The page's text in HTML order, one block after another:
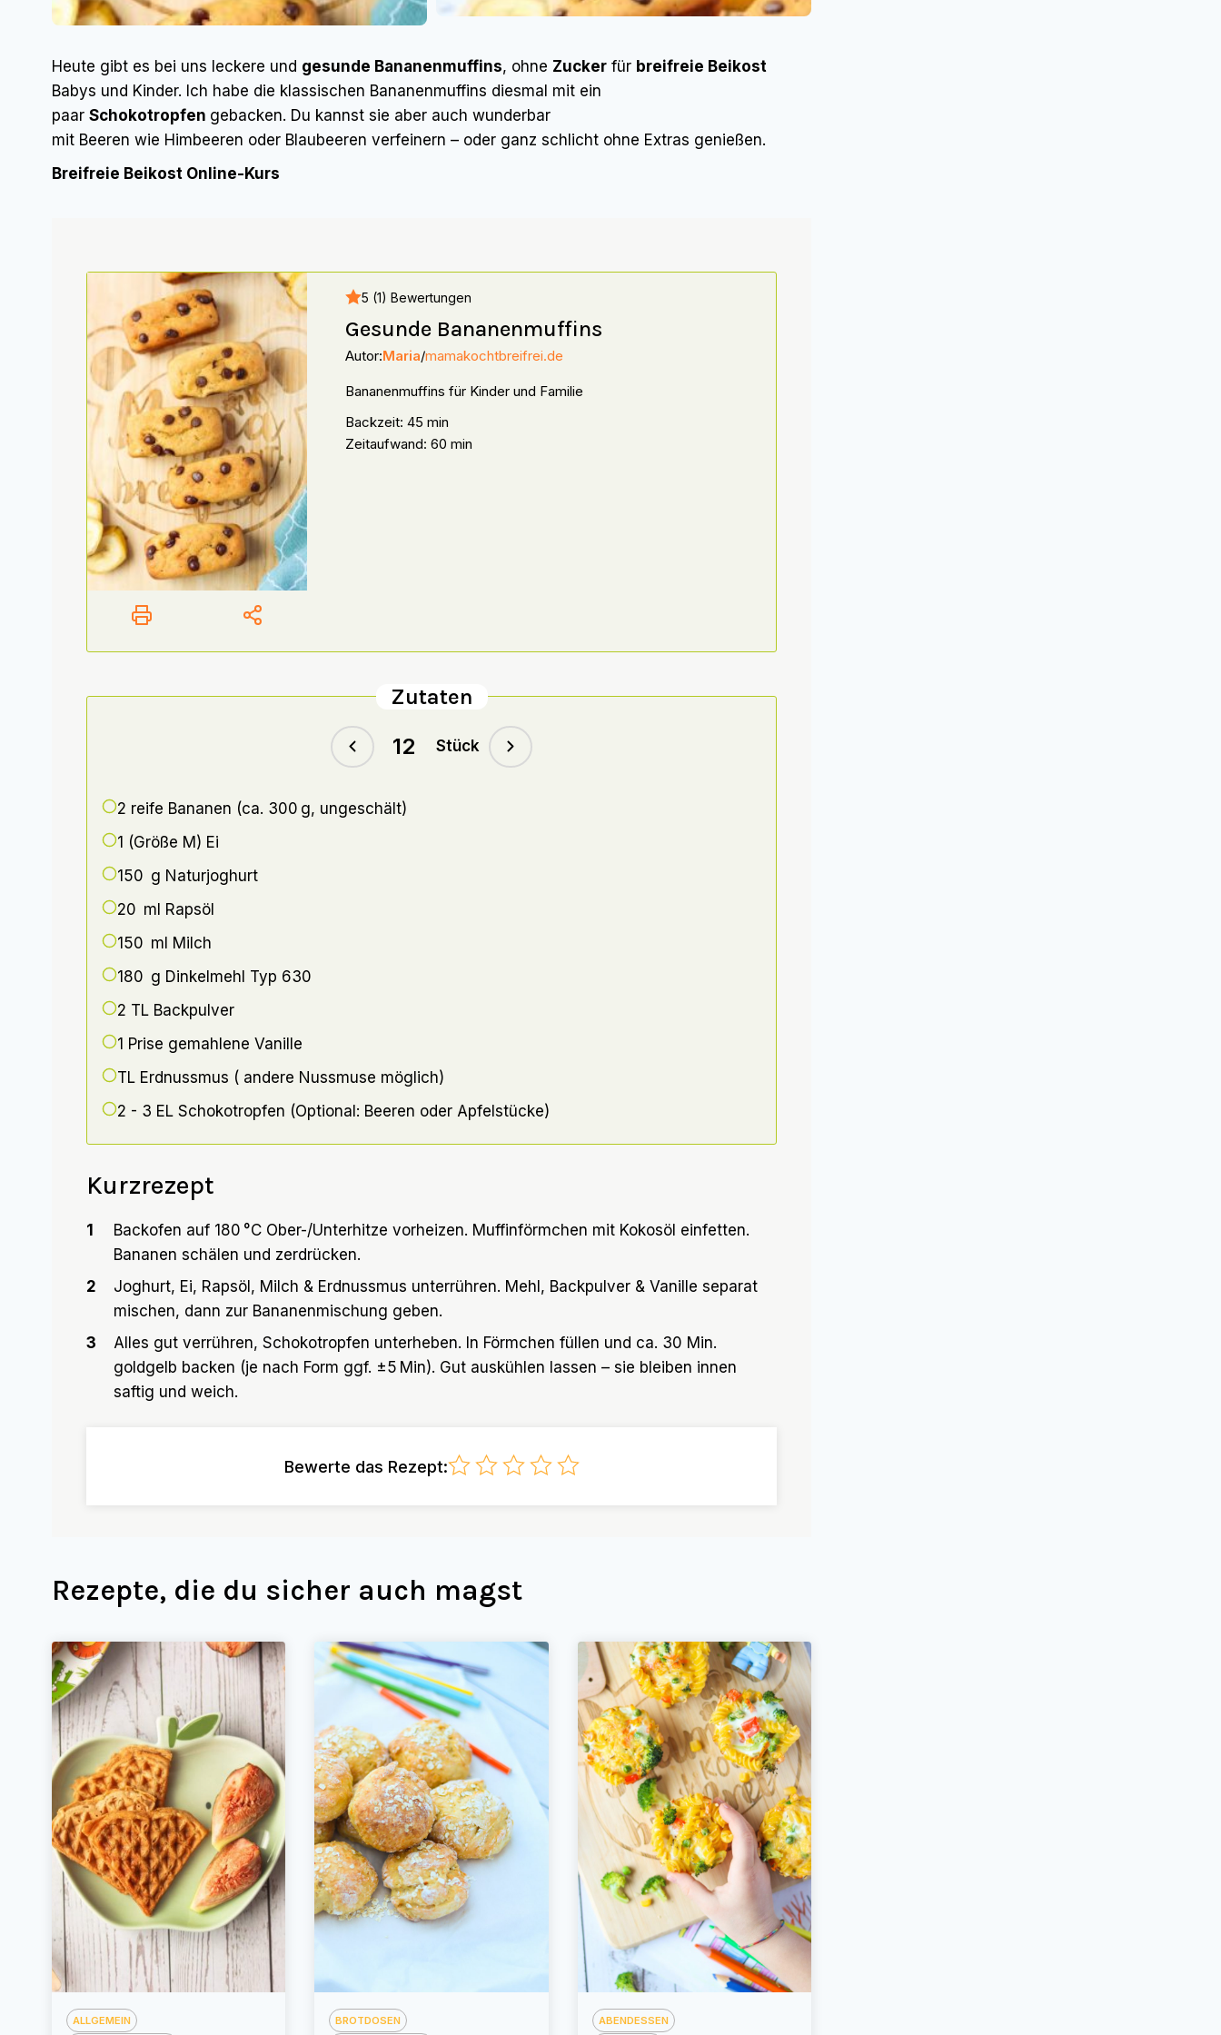
Heute gibt es bei uns leckere und gesunde Bananenmuffins, ohne Zucker für breifreie Beikost
Babys und Kinder. Ich habe die klassischen Bananenmuffins diesmal mit ein
paar Schokotropfen gebacken. Du kannst sie aber auch wunderbar
mit Beeren wie Himbeeren oder Blaubeeren verfeinern – oder ganz schlicht ohne Extras genießen.
Breifreie Beikost Online-Kurs
5 (1) Bewertungen
Gesunde Bananenmuffins
Autor:Maria/mamakochtbreifrei.de
Bananenmuffins für Kinder und Familie
Backzeit: 45 min
Zeitaufwand: 60 min
Zutaten
Stück
2 reife Bananen (ca. 300 g, ungeschält)
1 (Größe M) Ei
150 g Naturjoghurt
20 ml Rapsöl
150 ml Milch
180 g Dinkelmehl Typ 630
2 TL Backpulver
1 Prise gemahlene Vanille
TL Erdnussmus ( andere Nussmuse möglich)
2 - 3 EL Schokotropfen (Optional: Beeren oder Apfelstücke)
Kurzrezept
1
Backofen auf 180 °C Ober-/Unterhitze vorheizen. Muffinförmchen mit Kokosöl einfetten.
Bananen schälen und zerdrücken.
2
Joghurt, Ei, Rapsöl, Milch & Erdnussmus unterrühren. Mehl, Backpulver & Vanille separat
mischen, dann zur Bananenmischung geben.
3
Alles gut verrühren, Schokotropfen unterheben. In Förmchen füllen und ca. 30 Min.
goldgelb backen (je nach Form ggf. ±5 Min). Gut auskühlen lassen – sie bleiben innen
saftig und weich.
Bewerte das Rezept:
Rezepte, die du sicher auch magst
ALLGEMEIN BROTDOSEN ABENDESSEN